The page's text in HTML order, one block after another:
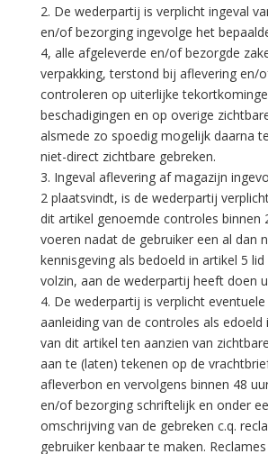
2. De wederpartij is verplicht ingeval
en/of bezorging ingevolge het
4, alle afgeleverde en/of bezorgde
verpakking, terstond bij aflevering en/
controleren op uiterlijke
beschadigingen en op overige
alsmede zo spoedig mogelijk daarna
niet-direct zichtbare gebreken.
3. Ingeval aflevering af magazijn
2 plaatsvindt, is de wederpartij
dit artikel genoemde controles binnen
voeren nadat de gebruiker een al dan
kennisgeving als bedoeld in artikel 5
volzin, aan de wederpartij heeft doen
4. De wederpartij is verplicht
aanleiding van de controles als edoeld
van dit artikel ten aanzien van
aan te (laten) tekenen op de
afleverbon en vervolgens binnen 48
en/of bezorging schriftelijk en onder
omschrijving van de gebreken c.q.
gebruiker kenbaar te maken.